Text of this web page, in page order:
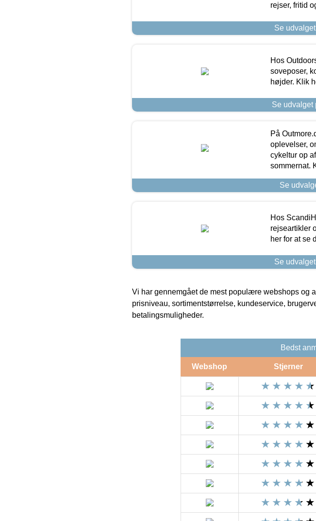
rejser, fritid
Se
Hos
soveposer,
højder. Klik
Se udvalget
På
oplevelser,
cykeltur op
sommernat.
Se
Hos
rejseartikler
her for at se
Se
Vi har gennemgået de mest populære webshops og
prisniveau, sortimentstørrelse, kundeservice,
betalingsmuligheder.
Bedst
Webshop Stjerner